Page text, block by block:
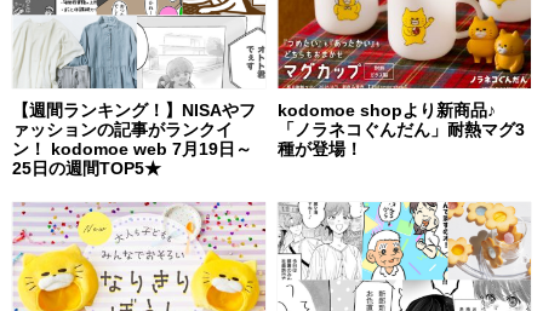
【週間ランキング！】NISAやフ
ァッションの記事がランクイ
ン！ kodomoe web 7月19日～
25日の週間TOP5★
kodomoe shopより新商品♪
「ノラネコぐんだん」耐熱マグ3
種が登場！